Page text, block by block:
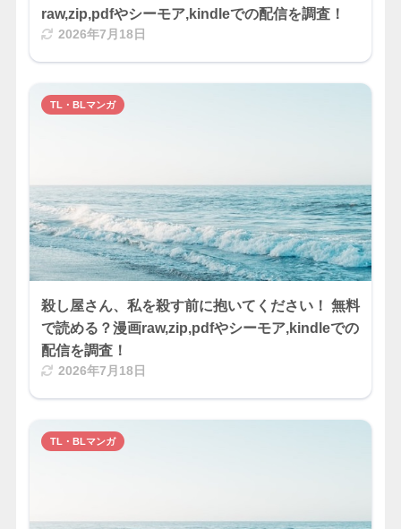
raw,zip,pdfやシーモア,kindleでの配信を調査！
2026年7月18日
殺し屋さん、私を殺す前に抱いてください！ 無料
で読める？漫画raw,zip,pdfやシーモア,kindleでの
配信を調査！
2026年7月18日
TL・BLマンガ
TL・BLマンガ